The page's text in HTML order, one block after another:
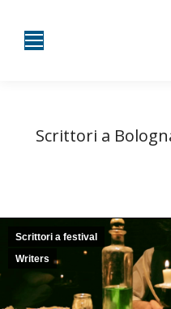
Scrittori a
Scrittori a festival
Writers